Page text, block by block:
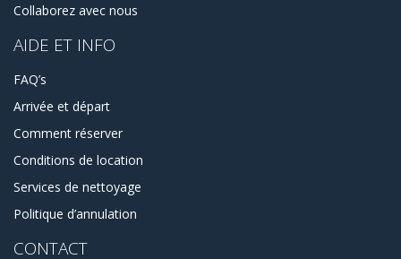
Collaborez avec nous
AIDE ET INFO
FAQ’s
Arrivée et départ
Comment réserver
Conditions de location
Services de nettoyage
Politique d’annulation
CONTACT